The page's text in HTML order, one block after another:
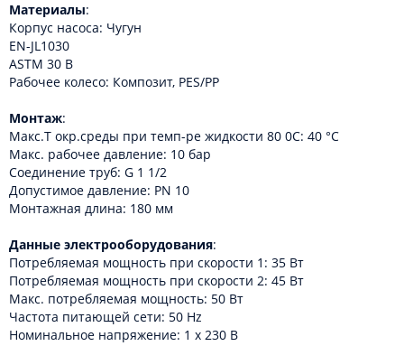
Материалы:
Корпус насоса: Чугун
EN-JL1030
ASTM 30 B
Рабочее колесо: Композит, PES/PP
Монтаж:
Макс.T окр.среды при темп-ре жидкости 80 0C: 40 °C
Макс. рабочее давление: 10 бар
Соединение труб: G 1 1/2
Допустимое давление: PN 10
Монтажная длина: 180 мм
Данные электрооборудования:
Потребляемая мощность при скорости 1: 35 Вт
Потребляемая мощность при скорости 2: 45 Вт
Макс. потребляемая мощность: 50 Вт
Частота питающей сети: 50 Hz
Номинальное напряжение: 1 x 230 В